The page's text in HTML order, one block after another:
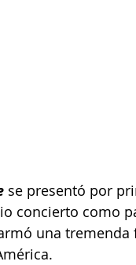
se presentó por
concierto como
una tremenda